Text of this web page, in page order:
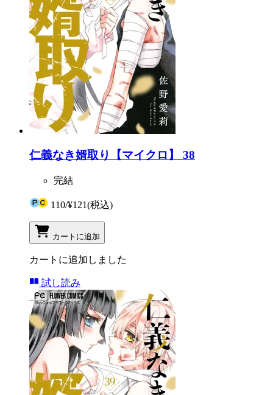
仁義なき婿取り【マイクロ】 38
完結
110/¥121(税込)
カートに追加
カートに追加しました
試し読み